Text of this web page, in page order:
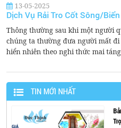
13-05-2025
Dịch Vụ Rải Tro Cốt Sông/
Thông thường sau khi một người
chúng ta thường đưa người mất
hiển nhiên theo nghi thức mai
TIN MỚI NHẤT